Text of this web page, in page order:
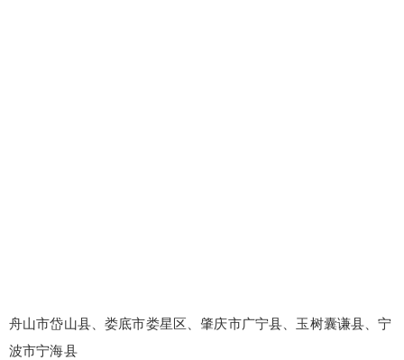
舟山市岱山县、娄底市娄星区、肇庆市广宁县、玉树囊谦县、宁
波市宁海县